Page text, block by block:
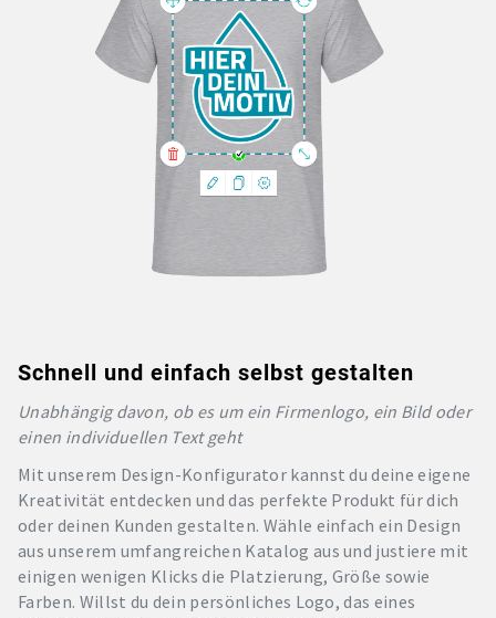
Schnell und einfach selbst gestalten
Unabhängig davon, ob es um ein Firmenlogo, ein Bild oder
einen individuellen Text geht
Mit unserem Design-Konfigurator kannst du deine eigene
Kreativität entdecken und das perfekte Produkt für dich
oder deinen Kunden gestalten. Wähle einfach ein Design
aus unserem umfangreichen Katalog aus und justiere mit
einigen wenigen Klicks die Platzierung, Größe sowie
Farben. Willst du dein persönliches Logo, das eines